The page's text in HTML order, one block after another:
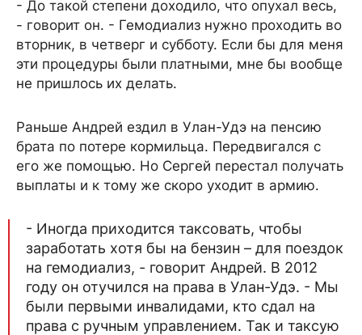
- До такой степени доходило, что опухал весь,
- говорит он. - Гемодиализ нужно проходить во
вторник, в четверг и субботу. Если бы для меня
эти процедуры были платными, мне бы вообще
не пришлось их делать.
Раньше Андрей ездил в Улан-Удэ на пенсию
брата по потере кормильца. Передвигался с
его же помощью. Но Сергей перестал получать
выплаты и к тому же скоро уходит в армию.
- Иногда приходится таксовать, чтобы
заработать хотя бы на бензин – для поездок
на гемодиализ, - говорит Андрей. В 2012
году он отучился на права в Улан-Удэ. - Мы
были первыми инвалидами, кто сдал на
права с ручным управлением. Так и таксую